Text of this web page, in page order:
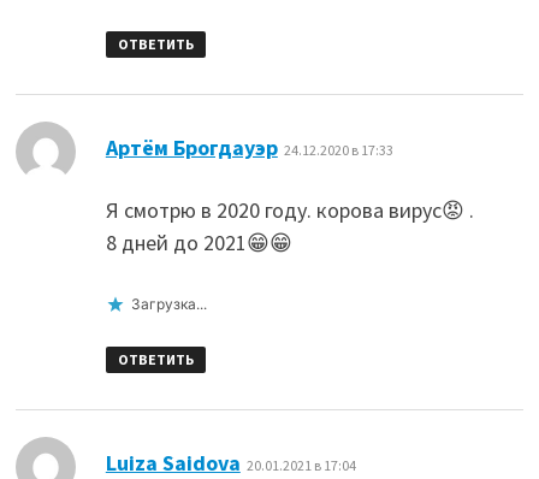
ОТВЕТИТЬ
Артём Брогдауэр: 24.12.2020 в 17:33
Я смотрю в 2020 году. корова вирус😡 .
8 дней до 2021😁😁
Загрузка...
ОТВЕТИТЬ
Luiza Saidova 20.01.2021 в 17:04